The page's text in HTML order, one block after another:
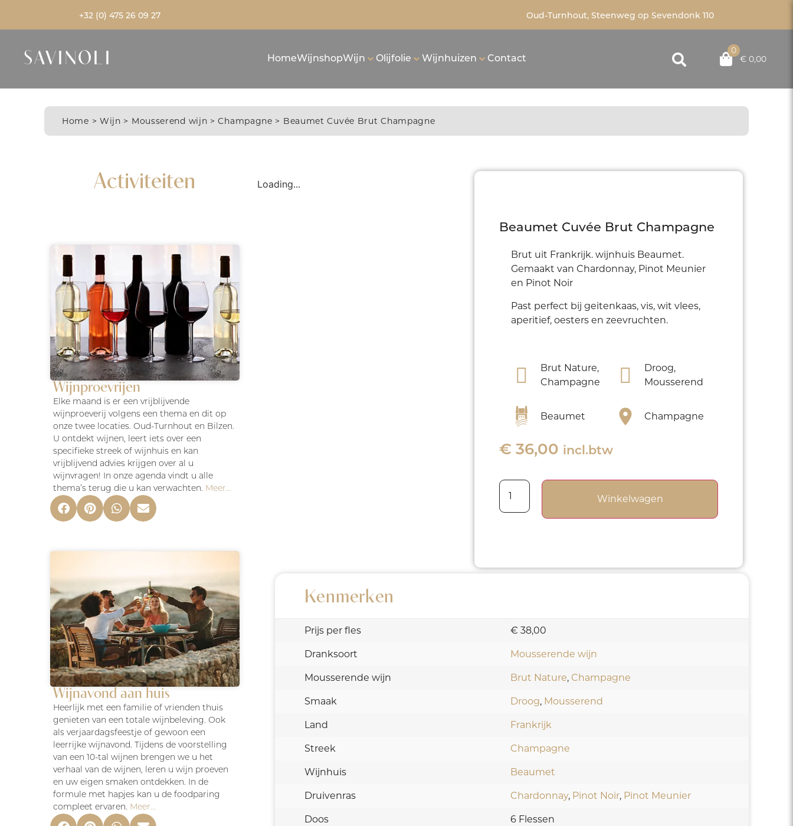
+32 (0) 475 26 09 27 Oud-Turnhout, Steenweg op Sevendonk 110
SAVINOLI HomeWijnshopWijn Olijfolie Wijnhuizen Contact
0
€ 0,00
Home > Wijn > Mousserend wijn >Champagne > Beaumet Cuvée Brut Champagne
Activiteiten
Wijnproevrijen
Elke maand is er een vrijblijvende
wijnproeverij volgens een thema en dit op
onze twee locaties. Oud-Turnhout en Bilzen.
U ontdekt wijnen, leert iets over een
specifieke streek of wijnhuis en kan
vrijblijvend advies krijgen over al u
wijnvragen! In onze agenda vindt u alle
thema’s terug die u kan verwachten. Meer…
Wijnavond aan huis
Heerlijk met een familie of vrienden thuis
genieten van een totale wijnbeleving. Ook
als verjaardagsfeestje of gewoon een
leerrijke wijnavond. Tijdens de voorstelling
van een 10-tal wijnen brengen we u het
verhaal van de wijnen, leren u wijn proeven
en uw eigen smaken ontdekken. In de
formule met hapjes kan u de foodparing
compleet ervaren. Meer…
Loading...
Beaumet Cuvée Brut Champagne
Brut uit Frankrijk. wijnhuis Beaumet.
Gemaakt van Chardonnay, Pinot Meunier
en Pinot Noir
Past perfect bij geitenkaas, vis, wit vlees,
aperitief, oesters en zeevruchten.
Brut Nature,
Champagne
Beaumet
Droog,
Mousserend
Champagne
€ 36,00 incl.btw
Winkelwagen
Kenmerken
Prijs per fles € 38,00
Dranksoort Mousserende wijn
Mousserende wijn Brut Nature, Champagne
Smaak Droog, Mousserend
Land Frankrijk
Streek Champagne
Wijnhuis Beaumet
Druivenras Chardonnay, Pinot Noir, Pinot Meunier
Doos 6 Flessen